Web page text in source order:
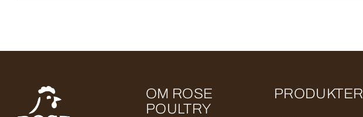
OM ROSE
POULTRY
PRODUKTER